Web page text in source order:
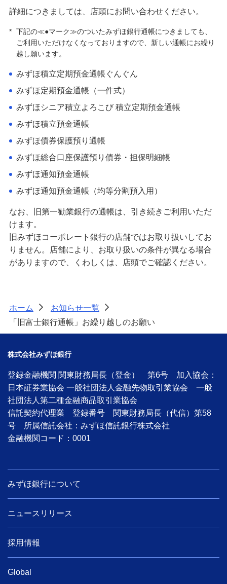
詳細につきましては、店頭にお問い合わせください。
* 下記の≪●マーク≫のついたみずほ銀行通帳につきましても、
ご利用いただけなくなっておりますので、新しい通帳にお繰り
越し願います。
みずほ積立定期預金通帳ぐんぐん
みずほ定期預金通帳（一件式）
みずほシニア積立よろこび 積立定期預金通帳
みずほ積立預金通帳
みずほ債券保護預り通帳
みずほ総合口座保護預り債券・担保明細帳
みずほ通知預金通帳
みずほ通知預金通帳（均等分割預入用）
なお、旧第一勧業銀行の通帳は、引き続きご利用いただ
けます。
旧みずほコーポレート銀行の店舗ではお取り扱いしてお
りません。店舗により、お取り扱いの条件が異なる場合
がありますので、くわしくは、店頭でご確認ください。
ホーム > お知らせ一覧
>
「旧富士銀行通帳」お繰り越しのお願い
株式会社みずほ銀行
登録金融機関 関東財務局長（登金） 第6号 加入協会：
日本証券業協会 一般社団法人金融先物取引業協会 一般
社団法人第二種金融商品取引業協会
信託契約代理業 登録番号 関東財務局長（代信）第58
号 所属信託会社：みずほ信託銀行株式会社
金融機関コード：0001
みずほ銀行について
ニュースリリース
採用情報
Global